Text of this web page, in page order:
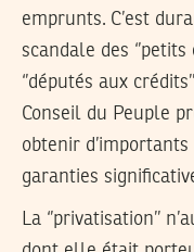
emprunts. C’est
scandale des ‘’petits
‘’députés aux
Conseil du Peuple
obtenir
garanties
La ‘’privatisation’’